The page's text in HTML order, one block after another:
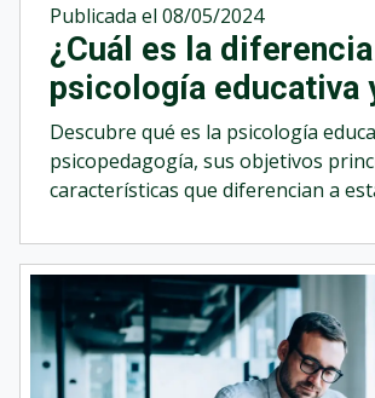
Publicada el 08/05/2024
¿Cuál es la
psicología educativa
psicopedagogía?
Descubre qué es la psicología
psicopedagogía, sus objetivos
características que diferencian a